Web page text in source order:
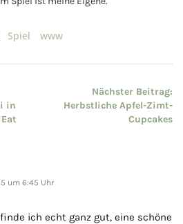
Spiel www
in
Nächster Beitrag:
Herbstliche Apfel-Zimt-
Cupcakes
um 6:45 Uhr
ich echt ganz gut, eine schöne